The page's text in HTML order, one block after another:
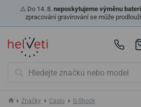
⚠️ Do 14. 8. neposkytujeme výměnu
zpracování gravírování se může
Značky Casio G-Shock